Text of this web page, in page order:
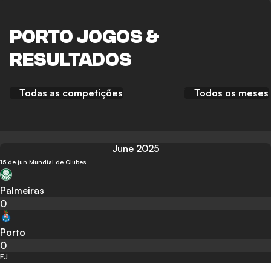
PORTO JOGOS &
RESULTADOS
Todas as competições Todos os meses
June 2025
15 de jun. Mundial de Clubes
Palmeiras
0
Porto
0
FJ